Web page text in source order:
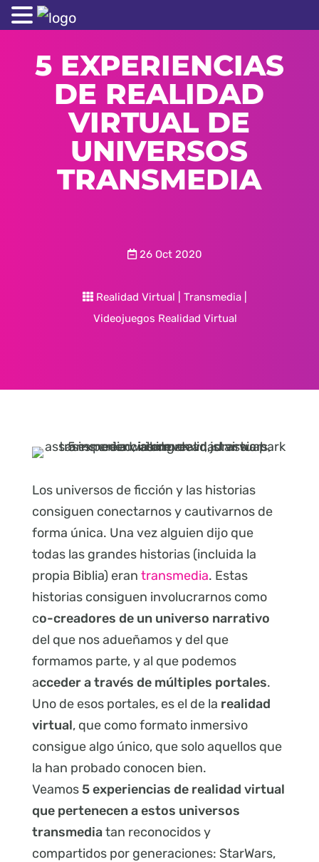
5 EXPERIENCIAS
DE REALIDAD
VIRTUAL DE
UNIVERSOS
TRANSMEDIA
26 Oct 2020
Realidad Virtual Transmedia
Videojuegos Realidad Virtual
Los universos de ficción y las historias
consiguen conectarnos y cautivarnos de
forma única. Una vez alguien dijo que
todas las grandes historias (incluida la
propia Biblia) eran transmedia. Estas
historias consiguen involucrarnos como
co-creadores de un universo narrativo
del que nos adueñamos y del que
formamos parte, y al que podemos
acceder a través de múltiples portales.
Uno de esos portales, es el de la realidad
virtual, que como formato inmersivo
consigue algo único, que solo aquellos que
la han probado conocen bien.
Veamos5 experiencias de realidad virtual
que pertenecen a estos universos
transmediatan reconocidos y
compartidos por generaciones: StarWars,